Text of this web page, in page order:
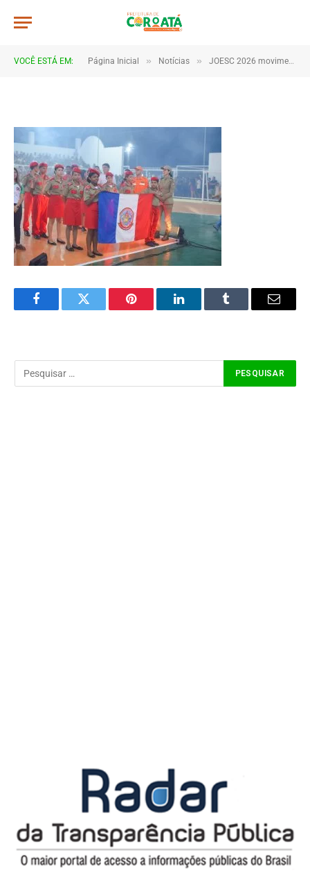
VOCÊ ESTÁ EM: Página Inicial » Notícias » JOESC 2026 movimenta escolas e reúne estudantes em grande celebração do esporte em Coroatá
JWR_8006
FacebookTwitter Pinterest LinkedInTumblr Email